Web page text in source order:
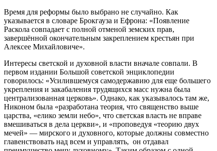
Время для реформы было выбрано не случайно. Как
указывается в словаре Брокгауза и Ефрона: «Появление
Раскола совпадает с полной отменой земских прав,
завершённой окончательным закреплением крестьян при
Алексее Михайловиче».
Интересы светской и духовной власти вначале совпали. В
первом издании Большой советской энциклопедии
говорилось: «Усилившемуся самодержавию для еще большего
укрепления и закабаления трудящихся масс нужна была
централизованная церковь». Однако, как указывалось там же,
Никоном была «разработана теория, что священство выше
царства, «елико земли небо», что светская власть не вправе
вмешиваться в дела церкви», и «проповедуя «теорию двух
мечей» — мирского и духовного, которые должны совместно
главенствовать над всем и управлять, он отдавал